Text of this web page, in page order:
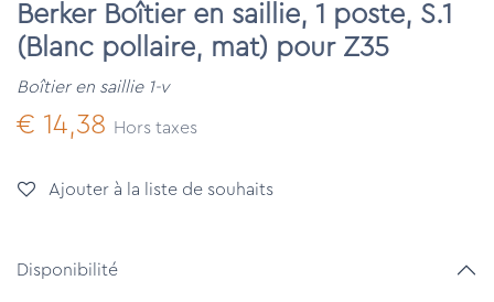
Berker Boîtier en saillie, 1 poste, S.1
(Blanc pollaire, mat) pour Z35
Boîtier en saillie 1-v
€ 14,38 Hors taxes
Ajouter à la liste de souhaits
Disponibilité